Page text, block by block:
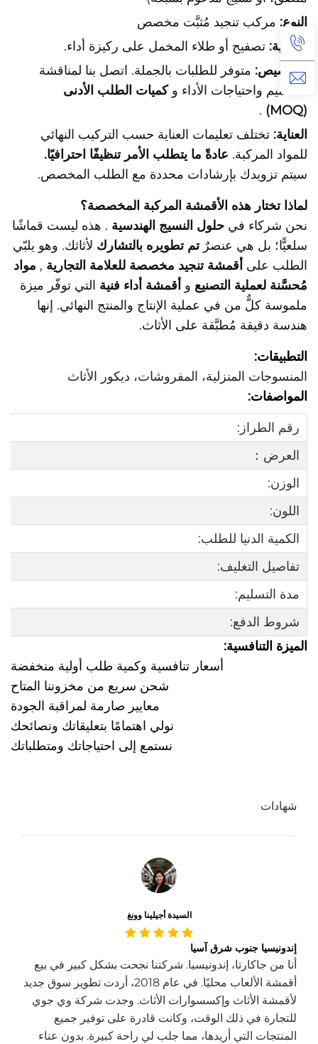
النوع: مركب تنجيد مُثبَّت مخصص
العملية: تصفيح أو طلاء المخمل على ركيزة أداء.
التخصيص: متوفر للطلبات بالجملة. اتصل بنا لمناقشة
التصميم واحتياجات الأداء وكميات الطلب الأدنى
(MOQ)
.
العناية: تختلف تعليمات العناية حسب التركيب النهائي
للمواد المركبة. عادةً ما يتطلب الأمر تنظيفًا احترافيًا.
سيتم تزويدك بإرشادات محددة مع الطلب المخصص.
لماذا تختار هذه الأقمشة المركبة المخصصة؟
نحن شركاء في حلول النسيج الهندسية . هذه ليست قماشًا
سلعيًّا؛ بل هي عنصرٌتم تطويره بالتشارك لأثاثك. وهو يلبّي
الطلب على أقمشة تنجيد مخصصة للعلامة التجارية , مواد
مُحسَّنة لعملية التصنيع و أقمشة أداء فنية التي توفّر ميزة
ملموسة كلٌّ من في عملية الإنتاج والمنتج النهائي. إنها
هندسة دقيقة مُطبَّقة على الأثاث.
التطبيقات:
المنسوجات المنزلية، المفروشات، ديكور الأثاث
المواصفات:
رقم الطراز:
العرض：
الوزن:
اللون:
الكمية الدنيا للطلب:
تفاصيل التغليف:
مدة التسليم:
شروط الدفع:
الميزة التنافسية:
أسعار تنافسية وكمية طلب أولية منخفضة
شحن سريع من مخزوننا المتاح
معايير صارمة لمراقبة الجودة
نولي اهتمامًا بتعليقاتك ونصائحك
نستمع إلى احتياجاتك ومتطلباتك
شهادات
السيدة أجيلينا وونغ
إندونيسيا جنوب شرق آسيا
أنا من جاكارتا، إندونيسيا. شركتنا نجحت بشكل كبير في بيع
أقمشة الألعاب محليًا. في عام 2018، أردت تطوير سوق جديد
لأقمشة الأثاث وإكسسوارات الأثاث. وجدت شركة وي جوي
للتجارة في ذلك الوقت، وكانت قادرة على توفير جميع
المنتجات التي أريدها، مما جلب لي راحة كبيرة. بدون عناء